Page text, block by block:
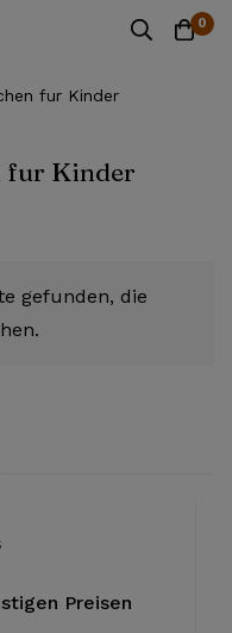
0
fur Kinder
fur Kinder
gefunden, die
Preisen